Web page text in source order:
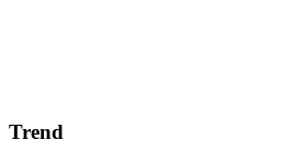
Trend